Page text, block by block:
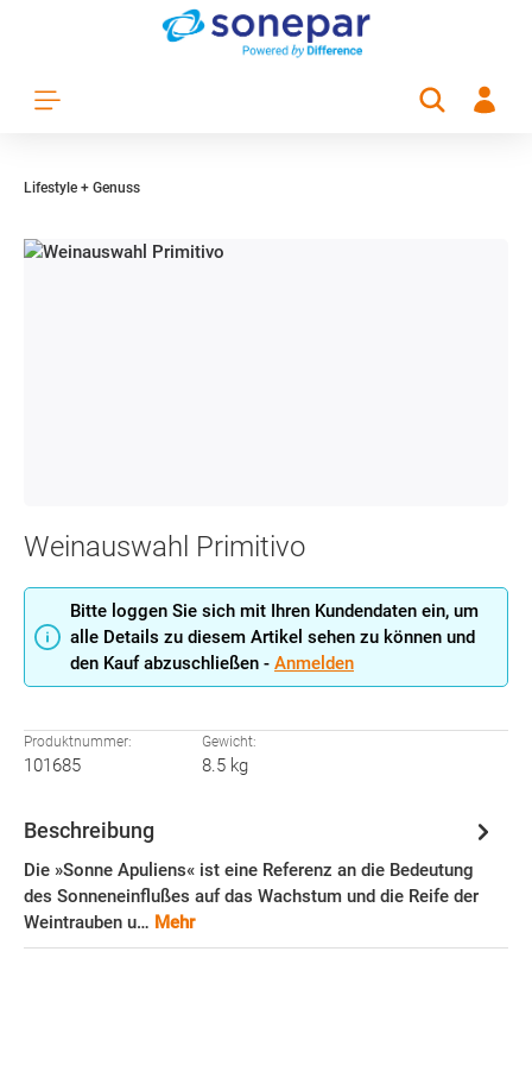
Zum Hauptinhalt springen
Lifestyle + Genuss
Weinauswahl Primitivo
Bitte loggen Sie sich mit Ihren Kundendaten ein, um
alle Details zu diesem Artikel sehen zu können und
den Kauf abzuschließen - Anmelden
Produktnummer:
101685
Gewicht:
8.5 kg
Beschreibung
Die »Sonne Apuliens« ist eine Referenz an die Bedeutung
des Sonneneinflußes auf das Wachstum und die Reife der
Weintrauben u… Mehr